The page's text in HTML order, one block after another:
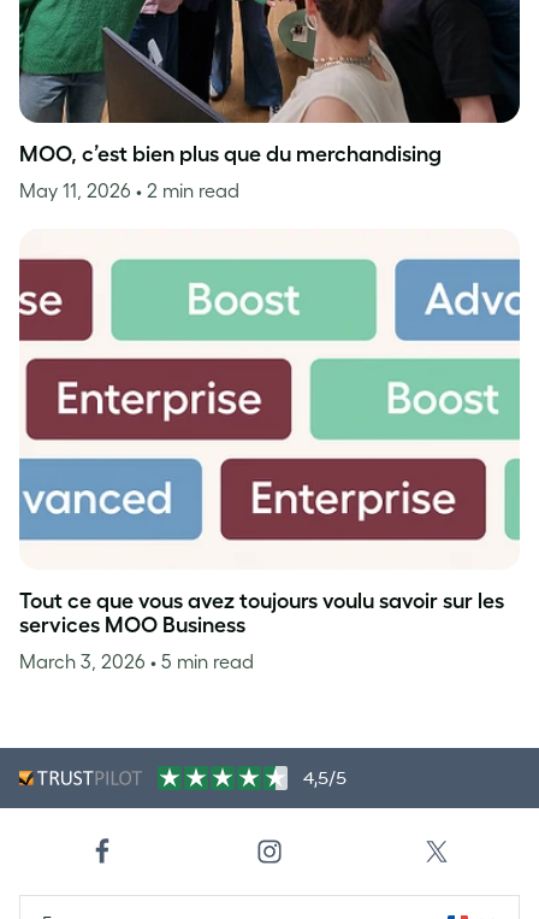
MOO, c’est bien plus que du merchandising
May 11, 2026 • 2 min read
Tout ce que vous avez toujours voulu savoir sur les
services MOO Business
March 3, 2026 • 5 min read
4,5/5